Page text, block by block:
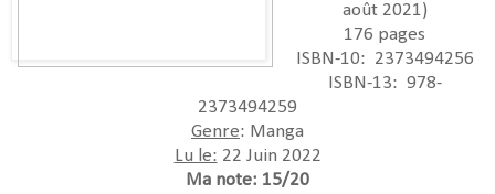
août 2021)
176 pages
ISBN-10:‎ ‎ 2373494256
ISBN-13: ‎ 978-
2373494259
Genre: Manga
Lu le: 22 Juin 2022
Ma note: 15/20